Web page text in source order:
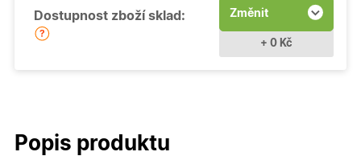
Dostupnost zboží sklad: Změnit
+ 0 Kč
Popis produktu